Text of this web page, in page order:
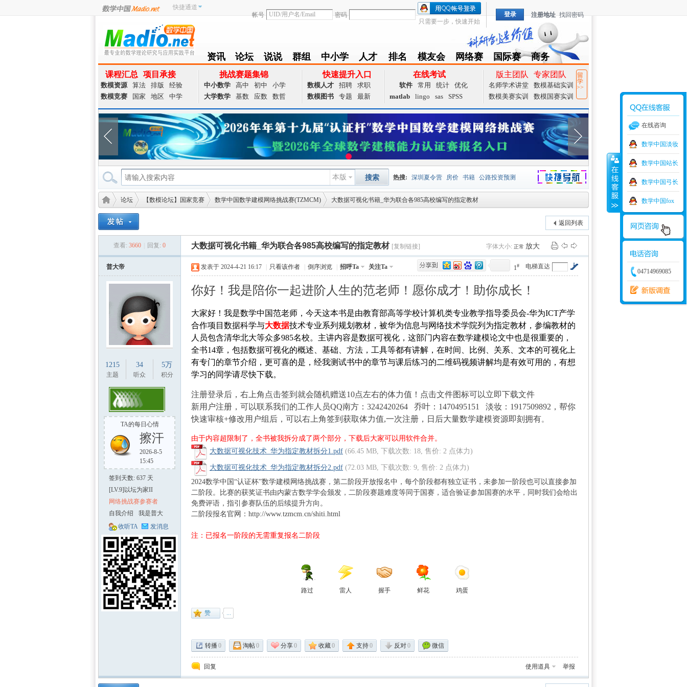
快捷通道
帐号
密码
只需要一步，快速开始
登录 注册地址 找回密码
资讯
NEWS
论坛
BBS
说说
Follow
群组
group
中小学
zxx
人才
achieve
排名
Ranklist
模友会
Club
网络赛
TZMCM
国际赛
CAMCM
商务
Special
课程汇总 项目承接
数模资源 算法 排版
经验
数模竞赛
国家 地区 中学
挑战赛题集锦
中小数学 高中 初中
小学
大学数学
基数 应数 数哲
快速提升入口
数模人才 招聘
求职
数模图书
专题 最新
在线考试
软件 常用 统计
优化
matlab
lingo sas SPSS
版主团队 专家团队
名师学术讲堂
数模基础实训
数模美赛实训
数模国赛实训
留
学
>>
捷导航
本版 搜索 热搜: 深圳夏令营 房价 书籍 公路投资预测
数据挖掘 画图工具 国家一等奖
Q值法 规划 增加体力 比赛
挑战赛
建模
社
区-
论坛
›
【数模论坛】国家竞赛
›
数学中国数学建模网络挑战赛(TZMCM)
›
大数据可视化书籍_华为联合各985高校编写的指定教材
返回列表
查看: 3660 回复: 0 大数据可视化书籍_华为联合各985高校编写的指定教材 [复制链接] 字体大小: 正常 放大
普大帝
1215
主题
34
听众
5万
积分
TA的每日心情
擦汗
2026-8-5
15:45
签到天数: 637 天
[LV.9]以坛为家II
网络挑战赛参赛者
自我介绍
我是普大
帝，拼搏奋
前。
收听TA 发消息
电梯直达
1#
发表于 2024-4-21 16:17 只看该作者 倒序浏览 招呼Ta 关注Ta
你好！我是陪你一起进阶人生的范老师！愿你成才！助你成长！
大家好！我是数学中国范老师，今天这本书是由教育部高等学校计算机类专业教学指导委员会-华为ICT产学
合作项目 数据科学与大数据技术专业系列规划教材，被华为信息与网络技术学院列为指定教材，参编教材的
人员包含清华北大等众多985名校。主讲内容是数据可视化，这部门内容在数学建模论文中也是很重要的，
全书14章，包括数据可视化的概述、基础、方法，工具等都有讲解，在时间、比例、关系、文本的可视化上
有专门的章节介绍，更可喜的是，经我测试书中的章节与课后练习的二维码视频讲解均是有效可用的，有想
学习的同学请尽快下载。
注册登录后，右上角点击签到就会随机赠送10点左右的体力值！点击文件图标可以立即下载文件
新用户注册，可以联系我们的工作人员QQ南方：3242420264 乔叶：1470495151 淡妆：1917509892，帮你
快速审核+修改用户组后，可以右上角签到获取体力值,一次注册，日后大量数学建模资源即刻拥有。
由于内容超限制了，全书被我拆分成了两个部分，下载后大家可以用软件合并。
大数据可视化技术_华为指定教材拆分1.pdf (66.45 MB, 下载次数: 18, 售价: 2 点体力)
大数据可视化技术_华为指定教材拆分2.pdf (72.03 MB, 下载次数: 9, 售价: 2 点体力)
2024数学中国“认证杯”数学建模网络挑战赛，第二阶段开放报名中，每个阶段都有独立证书，未参加一阶段也可以直接参加
二阶段。比赛的获奖证书由内蒙古数学学会颁发，二阶段赛题难度等同于国赛，适合验证参加国赛的水平，同时我们会给出
免费评语，指引参赛队伍的后续提升方向。
二阶段报名官网：http://www.tzmcm.cn/shiti.html
注：已报名一阶段的无需重复报名二阶段
路过 雷人 握手 鲜花 鸡蛋
转播0 淘帖0 分享0 收藏0 支持0 反对0 微信
回复 使用道具 举报
在线咨询
数学中国淡妆
数学中国站长
数学中国弓长
数学中国fox
04714969085